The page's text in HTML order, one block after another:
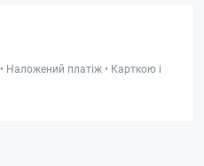
Наложений платіж • Карткою і